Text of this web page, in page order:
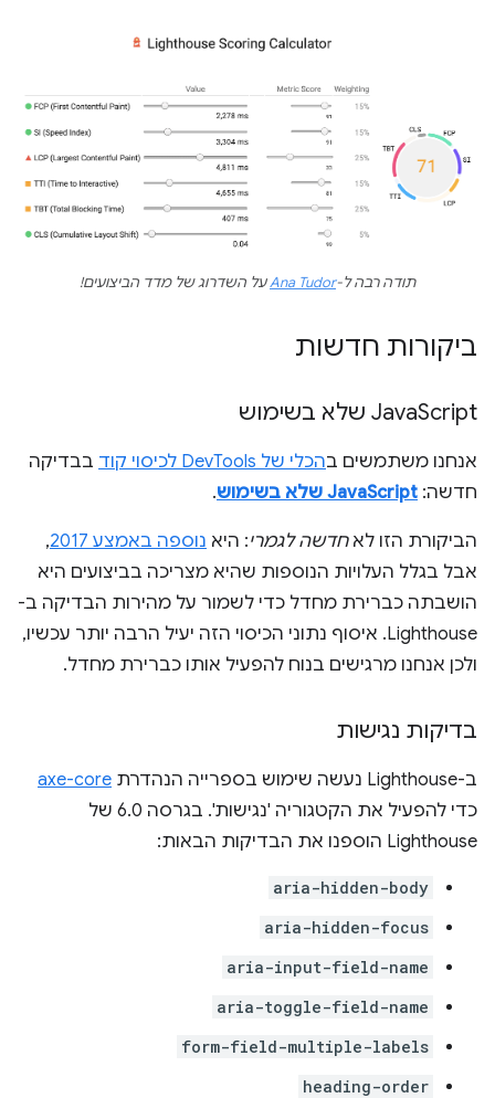
תודה רבה ל-Ana Tudorעל השדרוג של מדד הביצועים!
ביקורות חדשות
JavaScript שלא בשימוש
אנחנו משתמשים בהכלי של DevTools לכיסוי קוד
בבדיקה
חדשה: JavaScript שלא בשימוש .
הביקורת הזו לאחדשה לגמרי: היא נוספה באמצע 2017
,
אבל בגלל העלויות הנוספות שהיא מצריכה בביצועים היא
הושבתה כברירת מחדל כדי לשמור על מהירות הבדיקה ב-
Lighthouse. איסוף נתוני הכיסוי הזה יעיל הרבה יותר עכשיו,
ולכן אנחנו מרגישים בנוח להפעיל אותו כברירת מחדל.
בדיקות נגישות
ב-Lighthouse נעשה שימוש בספרייה הנהדרת
axe-core
כדי להפעיל את הקטגוריה 'נגישות'. בגרסה 6.0 של
Lighthouse הוספנו את הבדיקות הבאות:
aria-hidden-body
aria-hidden-focus
aria-input-field-name
aria-toggle-field-name
form-field-multiple-labels
heading-order